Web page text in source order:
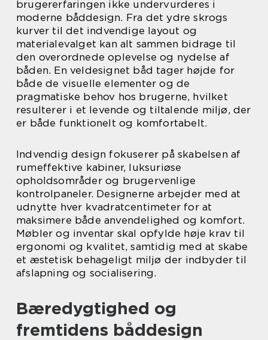
brugererfaringen ikke undervurderes i
moderne båddesign. Fra det ydre skrogs
kurver til det indvendige layout og
materialevalget kan alt sammen bidrage til
den overordnede oplevelse og nydelse af
båden. En veldesignet båd tager højde for
både de visuelle elementer og de
pragmatiske behov hos brugerne, hvilket
resulterer i et levende og tiltalende miljø, der
er både funktionelt og komfortabelt.
Indvendig design fokuserer på skabelsen af
rumeffektive kabiner, luksuriøse
opholdsområder og brugervenlige
kontrolpaneler. Designerne arbejder med at
udnytte hver kvadratcentimeter for at
maksimere både anvendelighed og komfort.
Møbler og inventar skal opfylde høje krav til
ergonomi og kvalitet, samtidig med at skabe
et æstetisk behageligt miljø der indbyder til
afslapning og socialisering.
Bæredygtighed og
fremtidens båddesign